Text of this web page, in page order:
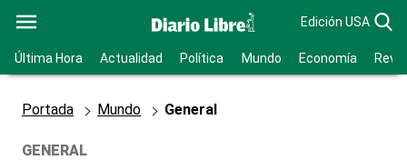
Edición USA
Última Hora Actualidad Política Mundo Economía
Portada Mundo General
GENERAL